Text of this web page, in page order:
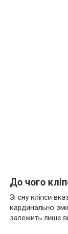
До чого
Зі сну кліпси
кардинально
залежить лише